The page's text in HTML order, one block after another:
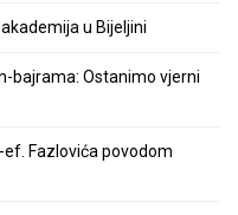
u Bijeljini
bajrama: Ostanimo vjerni
Fazlovića povodom